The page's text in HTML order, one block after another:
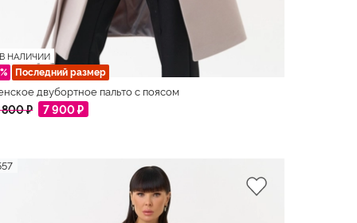
В НАЛИЧИИ
Последний размер
двубортное пальто с поясом
800 ₽ 7 900 ₽